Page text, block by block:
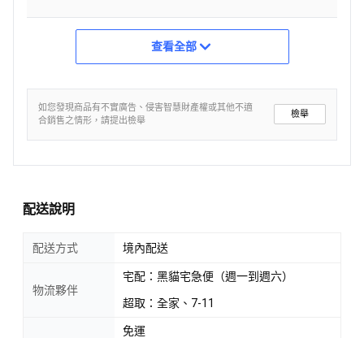
查看全部
如您發現商品有不實廣告、侵害智慧財產權或其他不適
合銷售之情形，請提出檢舉
檢舉
配送說明
配送方式 境內配送
物流夥伴
宅配：黑貓宅急便（週一到週六）
超取：全家、7-11
免運